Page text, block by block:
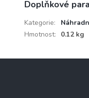
Doplňkové
Kategorie:
Hmotnost: 0.12 kg